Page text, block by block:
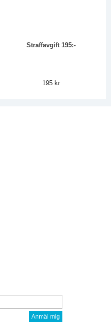
Straffavgift 195:-
195 kr
Anmäl mig